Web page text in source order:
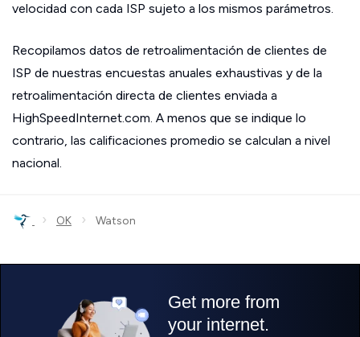
velocidad con cada ISP sujeto a los mismos parámetros.
Recopilamos datos de retroalimentación de clientes de
ISP de nuestras encuestas anuales exhaustivas y de la
retroalimentación directa de clientes enviada a
HighSpeedInternet.com. A menos que se indique lo
contrario, las calificaciones promedio se calculan a nivel
nacional.
› OK › Watson